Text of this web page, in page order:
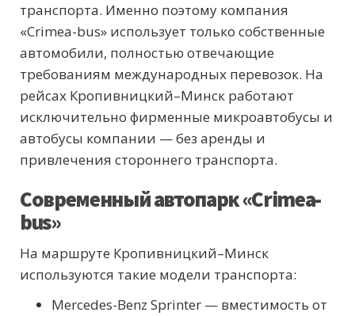
транспорта. Именно поэтому компания
«Crimea-bus» использует только собственные
автомобили, полностью отвечающие
требованиям международных перевозок. На
рейсах Кропивницкий–Минск работают
исключительно фирменные микроавтобусы и
автобусы компании — без аренды и
привлечения стороннего транспорта.
Современный автопарк «Crimea-
bus»
На маршруте Кропивницкий–Минск
используются такие модели транспорта:
Mercedes-Benz Sprinter — вместимость от